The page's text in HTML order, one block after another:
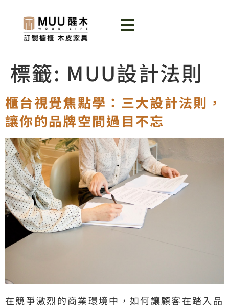
標籤: MUU設計法則
櫃台視覺焦點學：三大設計法則，
讓你的品牌空間過目不忘
在競爭激烈的商業環境中，如何讓顧客在踏入品